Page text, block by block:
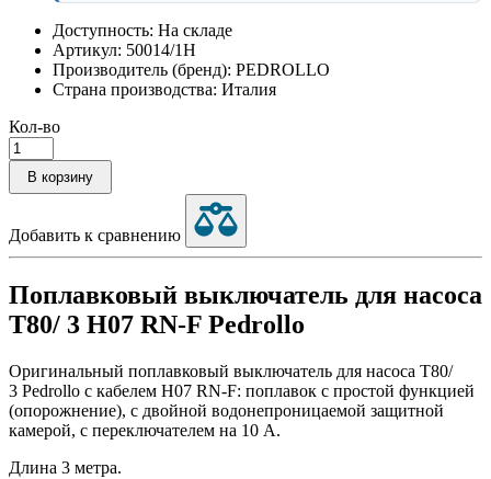
Доступность: На складе
Артикул: 50014/1H
Производитель (бренд): PEDROLLO
Страна производства: Италия
Кол-во
В корзину
Добавить к сравнению
Поплавковый выключатель для насоса
T80/ 3 H07 RN-F Pedrollo
Оригинальный поплавковый выключатель для насоса T80/
3 Pedrollo с кабелем H07 RN-F: поплавок с простой функцией
(опорожнение), с двойной водонепроницаемой защитной
камерой, с переключателем на 10 А.
Длина 3 метра.